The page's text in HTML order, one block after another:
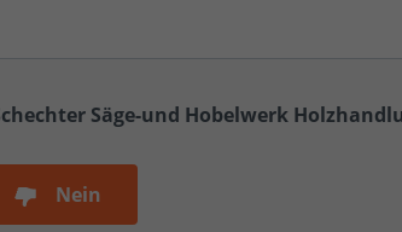
Säge-und Hobelwerk
Nein